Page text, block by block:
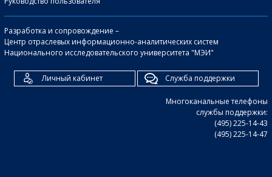
Разработка и сопровождение –
Центр отраслевых информационно-аналитических систем
Национального исследовательского университета "МЭИ"
Личный кабинет Служба поддержки
Многоканальные телефоны
службы поддержки:
(495) 225-14-43
(495) 225-14-47